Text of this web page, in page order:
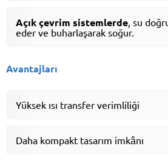
Açık çevrim sistemlerde , su
eder ve buharlaşarak soğur.
Avantajları
Yüksek ısı transfer verimliliği
Daha kompakt tasarım imkânı